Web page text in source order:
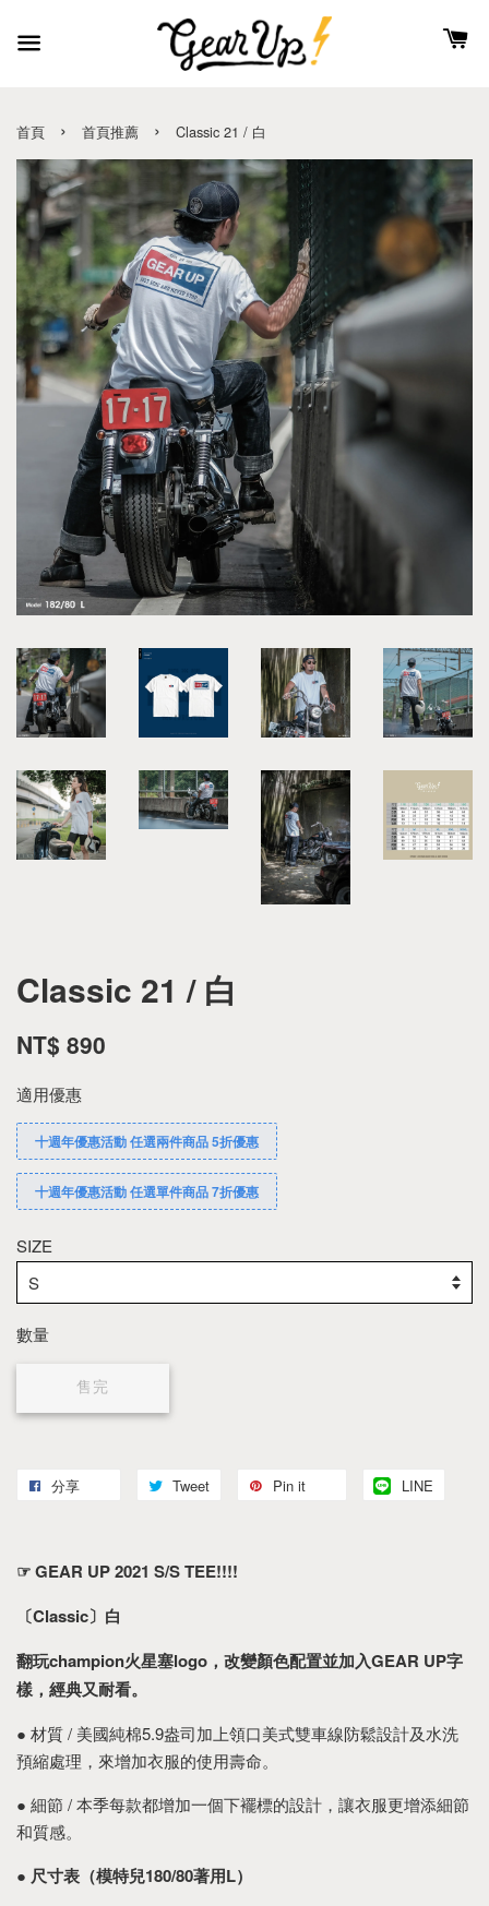
首頁 › 首頁推薦 › Classic 21 / 白
Classic 21 / 白
NT$ 890
適用優惠
十週年優惠活動 任選兩件商品 5折優惠
十週年優惠活動 任選單件商品 7折優惠
SIZE
數量
售完
分享 Tweet Pin it LINE
☞ GEAR UP 2021 S/S TEE!!!!
〔Classic〕白
翻玩champion火星塞logo，改變顏色配置並加入GEAR UP字
樣，經典又耐看。
● 材質 / 美國純棉5.9盎司加上領口美式雙車線防鬆設計及水洗
預縮處理，來增加衣服的使用壽命。
● 細節 / 本季每款都增加一個下襬標的設計，讓衣服更增添細節
和質感。
● 尺寸表（模特兒180/80著用L）